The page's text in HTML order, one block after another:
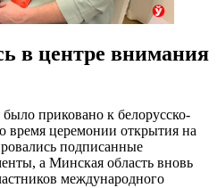
в центре внимания
приковано к белорусско-
время церемонии открытия на
подписанные
а Минская область вновь
международного